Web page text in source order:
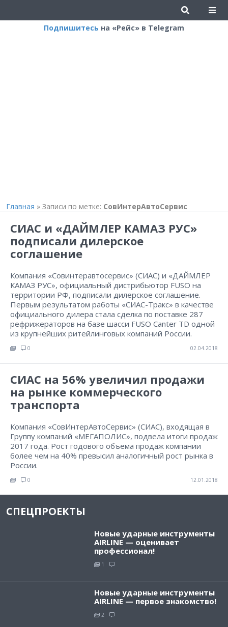
Подпишитесь на «Рейс» в Telegram
Главная » Записи по метке: СовИнтерАвтоСервис
СИАС и «ДАЙМЛЕР КАМАЗ РУС»
подписали дилерское
соглашение
Компания «Совинтеравтосервис» (СИАС) и «ДАЙМЛЕР
КАМАЗ РУС», официальный дистрибьютор FUSO на
территории РФ, подписали дилерское соглашение.
Первым результатом работы «СИАС-Тракс» в качестве
официального дилера стала сделка по поставке 287
рефрижераторов на базе шасси FUSO Canter TD одной
из крупнейших ритейлинговых компаний России.
0 02.04.2018
СИАС на 56% увеличил продажи
на рынке коммерческого
транспорта
Компания «СовИнтерАвтоСервис» (СИАС), входящая в
Группу компаний «МЕГАПОЛИС», подвела итоги продаж
2017 года. Рост годового объема продаж компании
более чем на 40% превысил аналогичный рост рынка в
России.
0 12.01.2018
СПЕЦПРОЕКТЫ
Новые ударные инструменты
AIRLINE — оценивает
профессионал!
1
Новые ударные инструменты
AIRLINE — первое знакомство!
2